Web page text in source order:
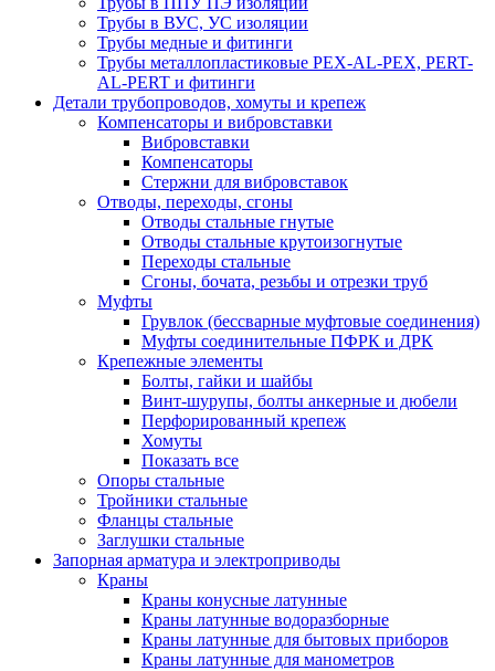
Трубы в ВУС, УС изоляции
Трубы медные и фитинги
Трубы металлопластиковые PEX-AL-PEX, PERT-
AL-PERT и фитинги
Детали трубопроводов, хомуты и крепеж
Компенсаторы и вибровставки
Вибровставки
Компенсаторы
Стержни для вибровставок
Отводы, переходы, сгоны
Отводы стальные гнутые
Отводы стальные крутоизогнутые
Переходы стальные
Сгоны, бочата, резьбы и отрезки труб
Муфты
Грувлок (бессварные муфтовые соединения)
Муфты соединительные ПФРК и ДРК
Крепежные элементы
Болты, гайки и шайбы
Винт-шурупы, болты анкерные и дюбели
Перфорированный крепеж
Хомуты
Показать все
Опоры стальные
Тройники стальные
Фланцы стальные
Заглушки стальные
Запорная арматура и электроприводы
Краны
Краны конусные латунные
Краны латунные водоразборные
Краны латунные для бытовых приборов
Краны латунные для манометров